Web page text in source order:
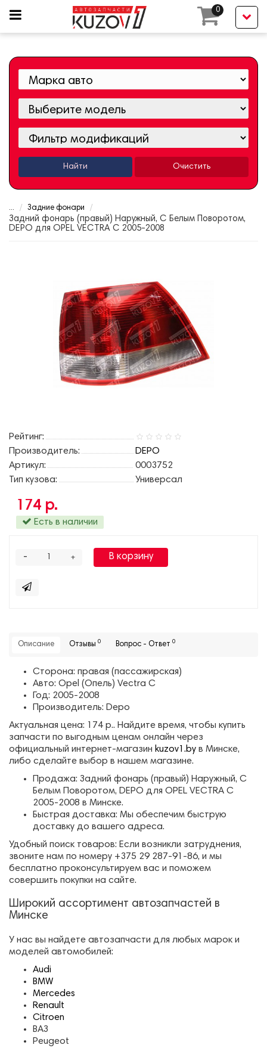
0
Найти Очистить
... Задние фонари
Задний фонарь (правый) Наружный, С Белым Поворотом,
DEPO для OPEL VECTRA C 2005-2008
Рейтинг:
Производитель:
DEPO
Артикул:
0003752
Тип кузова:
Универсал
174 р.
Есть в наличии
+
- В корзину
Описание Отзывы 0 Вопрос - Ответ 0
Сторона: правая (пассажирская)
Авто: Opel (Опель) Vectra C
Год: 2005-2008
Производитель: Depo
Актуальная цена: 174 р.. Найдите время, чтобы купить
запчасти по выгодным ценам онлайн через
официальный интернет-магазин kuzov1.by в Минске,
либо сделайте выбор в нашем магазине.
Продажа: Задний фонарь (правый) Наружный, С
Белым Поворотом, DEPO для OPEL VECTRA C
2005-2008 в Минске.
Быстрая доставка: Мы обеспечим быструю
доставку до вашего адреса.
Удобный поиск товаров: Если возникли затруднения,
звоните нам по номеру +375 29 287-91-86, и мы
бесплатно проконсультируем вас и поможем
совершить покупки на сайте.
Широкий ассортимент автозапчастей в
Минске
У нас вы найдете автозапчасти для любых марок и
моделей автомобилей:
Audi
BMW
Mercedes
Renault
Citroen
ВАЗ
Peugeot